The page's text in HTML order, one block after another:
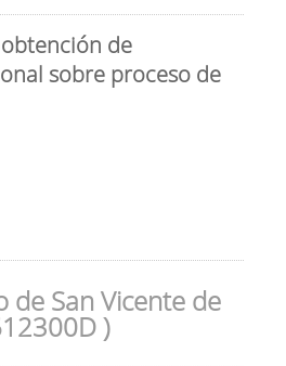
de
sobre proceso de
de San Vicente de
)